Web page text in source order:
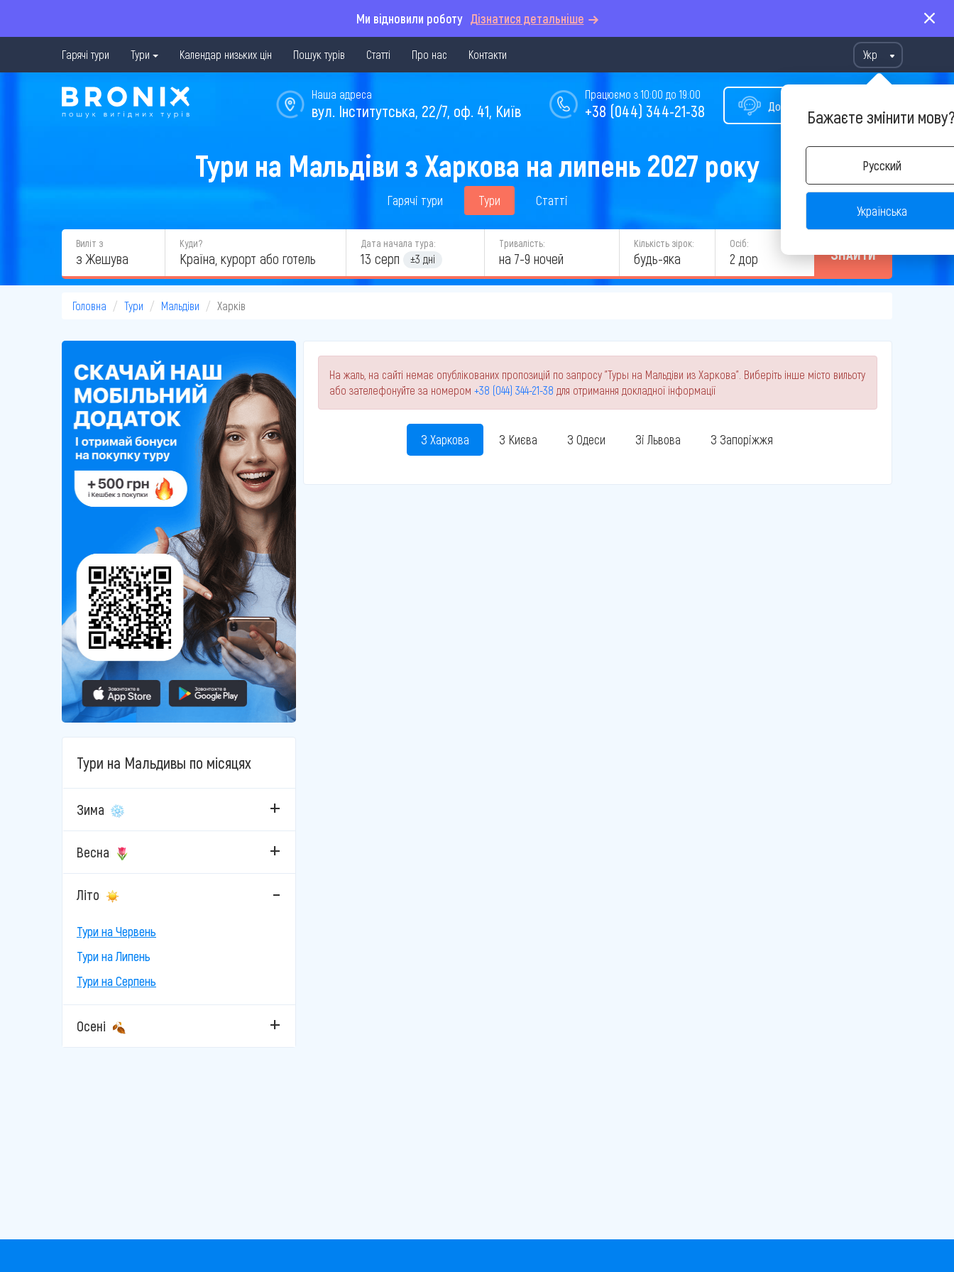
Ми відновили роботу Дізнатися детальніше
Гарячі тури Тури Календар низьких цін Пошук турів Статті Про нас Контакти Укр
Бажаєте змінити
Русский
Українська
Допомога у виборі туру
Працюємо з 10:00 до 19:00
+38 (044) 344-21-38
Наша адреса
вул. Інститутська, 22/7, оф. 41, Київ
Тури на Мальдіви з Харкова на липень 2027 року
Гарячі тури Тури Статті
Виліт з
з Жешува
Куди? Дата начала тура:
13 серп ±3 дні
Тривалість:
на 7-9 ночей
Кількість зірок:
будь-яка
Осіб:
2 дор ЗНАЙТИ
Головна Тури Мальдіви Харків
Тури на Мальдивы по місяцях
Зима
Весна
Літо
Тури на Червень
Тури на Липень
Тури на Серпень
Осені
На жаль, на сайті немає опублікованих пропозицій по запросу "Туры на Мальдіви из Харкова". Виберіть інше місто вильоту
або зателефонуйте за номером +38 (044) 344-21-38 для отримання докладної інформації
З Харкова З Києва З Одеси Зі Львова З Запоріжжя